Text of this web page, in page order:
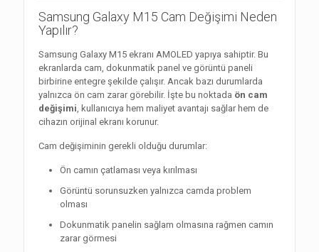
Samsung Galaxy M15 Cam Değişimi Neden
Yapılır?
Samsung Galaxy M15 ekranı AMOLED yapıya sahiptir. Bu
ekranlarda cam, dokunmatik panel ve görüntü paneli
birbirine entegre şekilde çalışır. Ancak bazı durumlarda
yalnızca ön cam zarar görebilir. İşte bu noktada ön cam
değişimi, kullanıcıya hem maliyet avantajı sağlar hem de
cihazın orijinal ekranı korunur.
Cam değişiminin gerekli olduğu durumlar:
Ön camın çatlaması veya kırılması
Görüntü sorunsuzken yalnızca camda problem
olması
Dokunmatik panelin sağlam olmasına rağmen camın
zarar görmesi